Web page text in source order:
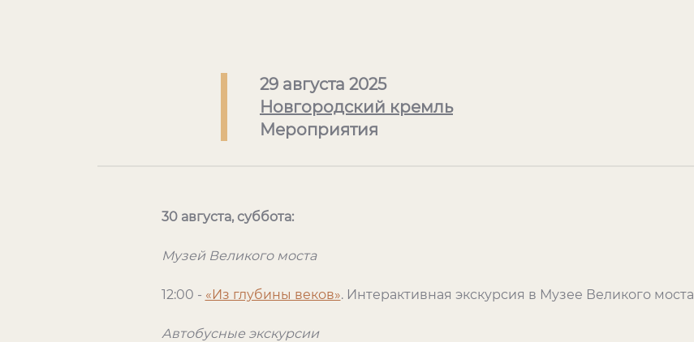
29 августа 2025
Новгородский кремль
Мероприятия
30 августа, суббота:
Музей Великого моста
12:00 - «Из глубины веков». Интерактивная экскурсия в Музее Великого моста
Автобусные экскурсии